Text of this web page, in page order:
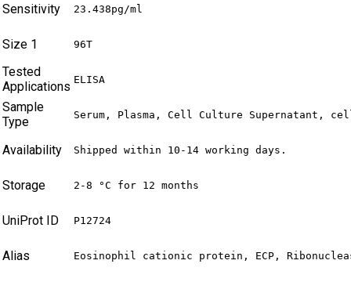
Sensitivity 23.438pg/ml
Size 1 96T
Tested
Applications ELISA
Sample
Type
Serum, Plasma, Cell Culture Supernatant,
Availability Shipped within 10-14 working days.
Storage 2-8 °C for 12 months
UniProt ID P12724
Alias Eosinophil cationic protein, ECP,